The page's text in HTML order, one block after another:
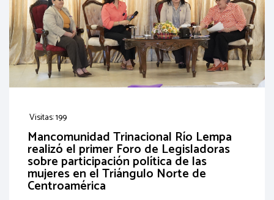
Visitas: 199
Mancomunidad Trinacional Río Lempa
realizó el primer Foro de Legisladoras
sobre participación política de las
mujeres en el Triángulo Norte de
Centroamérica